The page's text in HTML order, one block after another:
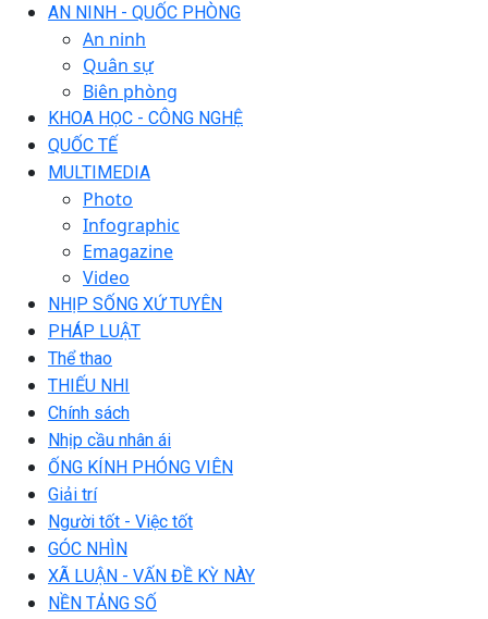
AN NINH - QUỐC PHÒNG
An ninh
Quân sự
Biên phòng
KHOA HỌC - CÔNG NGHỆ
QUỐC TẾ
MULTIMEDIA
Photo
Infographic
Emagazine
Video
NHỊP SỐNG XỨ TUYÊN
PHÁP LUẬT
Thể thao
THIẾU NHI
Chính sách
Nhịp cầu nhân ái
ỐNG KÍNH PHÓNG VIÊN
Giải trí
Người tốt - Việc tốt
GÓC NHÌN
XÃ LUẬN - VẤN ĐỀ KỲ NÀY
NỀN TẢNG SỐ